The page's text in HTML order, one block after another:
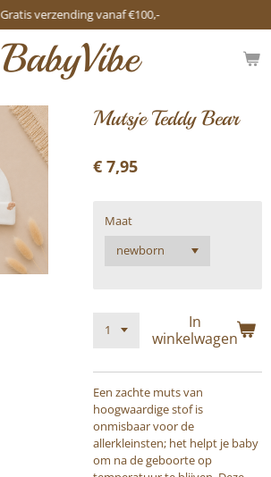
BabyVibe
Gratis verzending vanaf €100,-
Mutsje Teddy Bear
€ 7,95
Maat
In
winkelwagen
Een zachte muts van
hoogwaardige stof is
onmisbaar voor de
allerkleinsten; het helpt je baby
om na de geboorte op